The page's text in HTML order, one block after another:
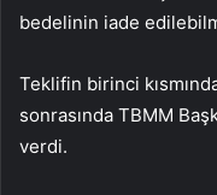
bedelinin iade
Teklifin birinci
sonrasında TBMM
verdi.